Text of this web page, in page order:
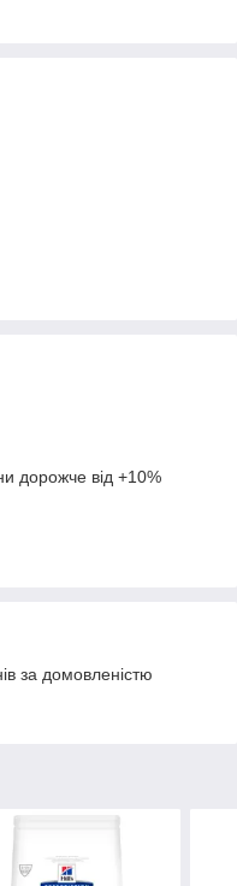
дорожче від +10%
за домовленістю